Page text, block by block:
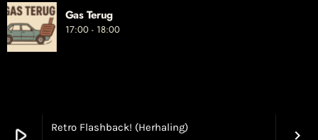
Retro Flashback! (Herhaling)
keyboard_arrow_right
Gas Terug
17:00 - 18:00